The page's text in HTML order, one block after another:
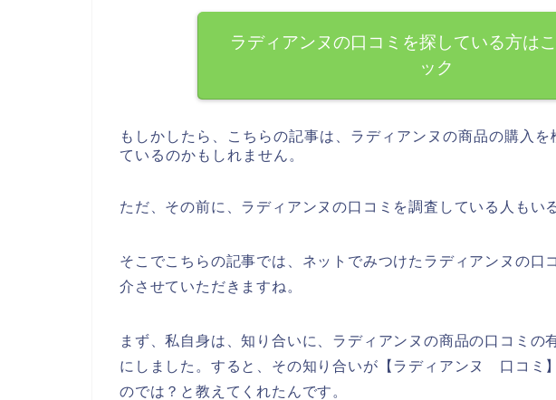
ラディアンヌの口コミを探している方は
ック
もしかしたら、こちらの記事は、ラディアンヌの商品の購入
ているのかもしれません。
ただ、その前に、ラディアンヌの口コミを調査している人もい
そこでこちらの記事では、ネットでみつけたラディアンヌの口
介させていただきますね。
まず、私自身は、知り合いに、ラディアンヌの商品の口コミの
にしました。すると、その知り合いが【ラディアンヌ 口コミ
のでは？と教えてくれたんです。